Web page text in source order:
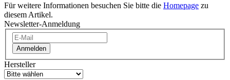
Für weitere Informationen besuchen Sie bitte die Homepage zu
diesem Artikel.
Newsletter-Anmeldung
Anmelden
Hersteller